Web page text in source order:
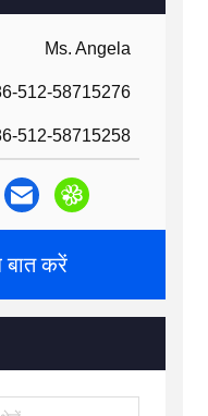
Ms. Angela
512-58715276
512-58715258
बात करें